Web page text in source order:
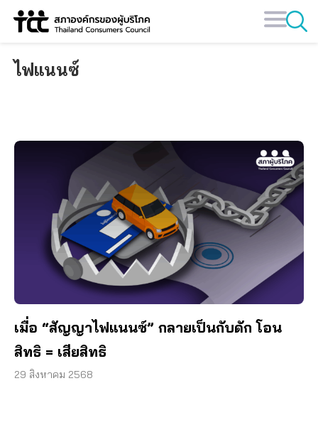
Skip
ไฟแนนซ์
เมื่อ “สัญญาไฟแนนซ์” กลายเป็นกับดัก โอน
สิทธิ = เสียสิทธิ
29 สิงหาคม 2568